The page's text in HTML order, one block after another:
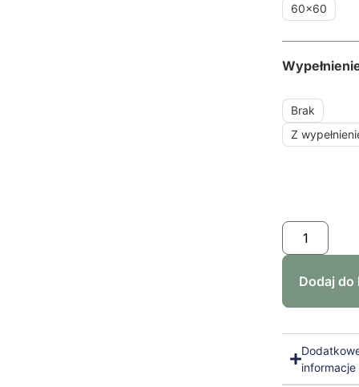
60x60
Brak
Z
Dodaj do
informacje